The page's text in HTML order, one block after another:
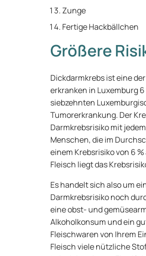
Zunge
Fertige Hackbällchen
Größere
Dickdarmkrebs ist eine
erkranken in Luxemburg
siebzehnten
Tumorerkrankung. Der
Darmkrebsrisiko mit
Menschen, die im
einem Krebsrisiko von 6
Fleisch liegt das
Es handelt sich also um
Darmkrebsrisiko noch
eine obst- und
Alkoholkonsum und ein
Fleischwaren von Ihrem
Fleisch viele nützliche